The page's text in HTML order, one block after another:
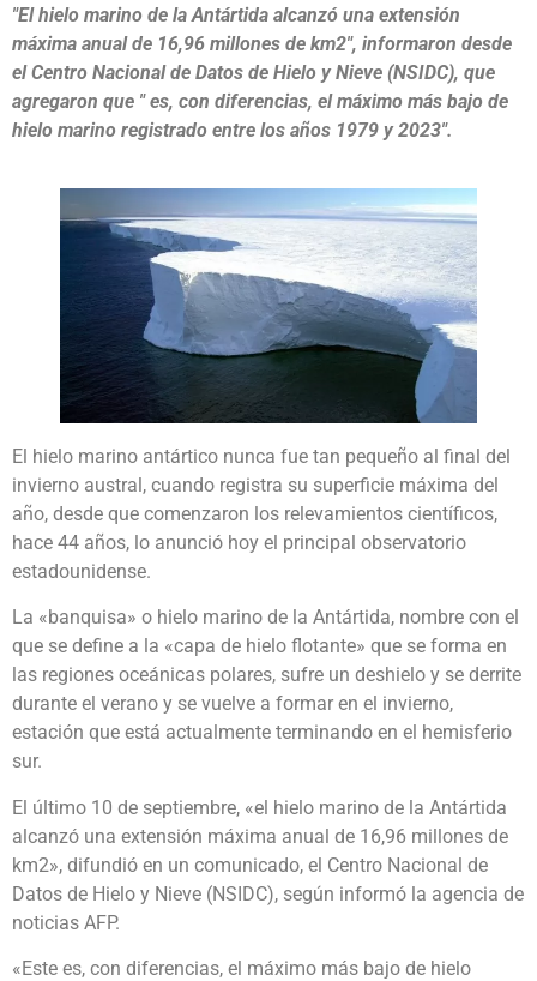
"El hielo marino de la Antártida alcanzó una extensión
máxima anual de 16,96 millones de km2", informaron desde
el Centro Nacional de Datos de Hielo y Nieve (NSIDC), que
agregaron que " es, con diferencias, el máximo más bajo de
hielo marino registrado entre los años 1979 y 2023".
El hielo marino antártico nunca fue tan pequeño al final del
invierno austral, cuando registra su superficie máxima del
año, desde que comenzaron los relevamientos científicos,
hace 44 años, lo anunció hoy el principal observatorio
estadounidense.
La «banquisa» o hielo marino de la Antártida, nombre con el
que se define a la «capa de hielo flotante» que se forma en
las regiones oceánicas polares, sufre un deshielo y se derrite
durante el verano y se vuelve a formar en el invierno,
estación que está actualmente terminando en el hemisferio
sur.
El último 10 de septiembre, «el hielo marino de la Antártida
alcanzó una extensión máxima anual de 16,96 millones de
km2», difundió en un comunicado, el Centro Nacional de
Datos de Hielo y Nieve (NSIDC), según informó la agencia de
noticias AFP.
«Este es, con diferencias, el máximo más bajo de hielo